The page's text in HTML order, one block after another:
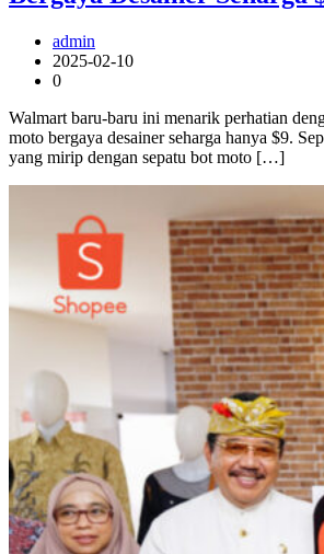
admin
2025-02-10
0
Walmart baru-baru ini menarik perhatian
moto bergaya desainer seharga hanya $9.
yang mirip dengan sepatu bot moto […]